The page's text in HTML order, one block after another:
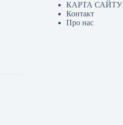
КАРТА САЙТУ
Контакт
Про нас